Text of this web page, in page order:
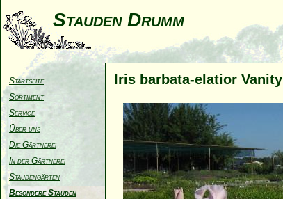
Stauden Drumm
Startseite
Sortiment
Service
Über uns
Die Gärtnerei
In der Gärtnerei
Staudengärten
Besondere Stauden
Iris barbata-elatior Vanity